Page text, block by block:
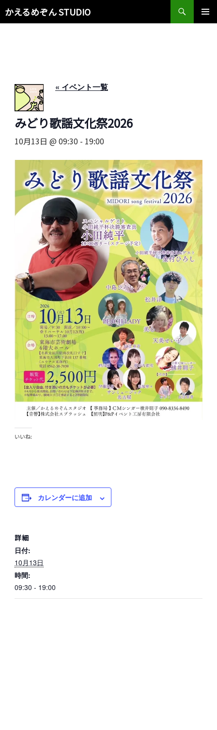
かえるめぞん STUDIO
検
索
« イベント一覧
みどり歌謡文化祭2026
10月13日 @ 09:30 - 19:00
いいね:
カレンダーに追加
詳細
日付:
10月13日
時間:
09:30 - 19:00